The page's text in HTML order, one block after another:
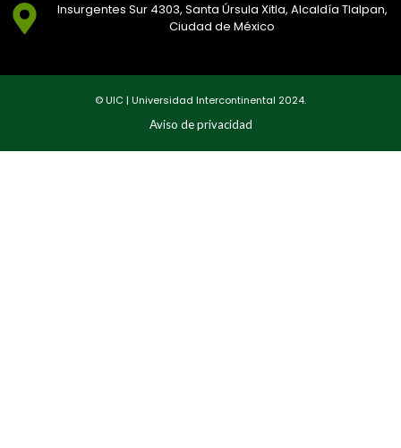
Insurgentes Sur 4303, Santa Úrsula Xitla, Alcaldía Tlalpan,
Ciudad de México
© UIC | Universidad Intercontinental 2024.
Aviso de privacidad